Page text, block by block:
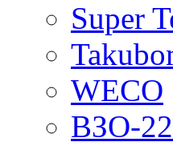
Super
WECO
ВЗО-